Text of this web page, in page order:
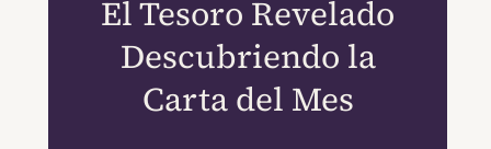
El Tesoro Revelado
Descubriendo la
Carta del Mes